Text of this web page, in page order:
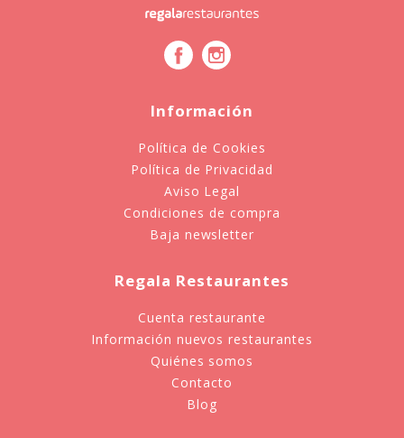
Información
Política de Cookies
Política de Privacidad
Aviso Legal
Condiciones de compra
Baja newsletter
Regala Restaurantes
Cuenta restaurante
Información nuevos restaurantes
Quiénes somos
Contacto
Blog